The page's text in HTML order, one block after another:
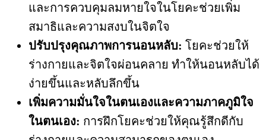
และการควบคุมลมหายใจในโยคะช่วยเพิ่ม
สมาธิและความสงบในจิตใจ
ปรับปรุงคุณภาพการนอนหลับ: โยคะช่วยให้
ร่างกายและจิตใจผ่อนคลาย ทำให้นอนหลับได้
ง่ายขึ้นและหลับลึกขึ้น
เพิ่มความมั่นใจในตนเองและความภาคภูมิใจ
ในตนเอง: การฝึกโยคะช่วยให้คุณรู้สึกดีกับ